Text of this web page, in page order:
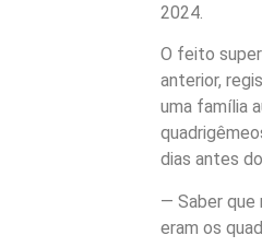
2024.
O feito
anterior,
uma família
dias antes
— Saber que
eram os